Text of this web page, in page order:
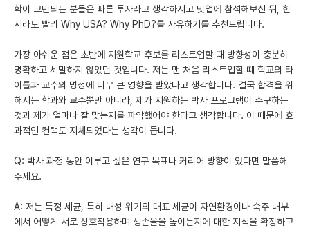
학이 고민되는 분들은 빠른 투자라고 생각하시고 밋업에 참석해보신 뒤, 한
시라도 빨리 Why USA? Why PhD?를 사유하기를 추천드립니다.
가장 아쉬운 점은 초반에 지원학교 후보를 리스트업할 때 방향성이 충분히
명확하고 세밀하지 않았던 것입니다. 저는 맨 처음 리스트업할 때 학교의 타
이틀과 교수의 명성에 너무 큰 영향을 받았다고 생각합니다. 결국 합격을 위
해서는 학과와 교수뿐만 아니라, 제가 지원하는 박사 프로그램이 추구하는
것과 제가 얼마나 잘 맞는지를 파악했어야 한다고 생각합니다. 이 때문에 효
과적인 컨택도 지체되었다는 생각이 듭니다.
Q: 박사 과정 동안 이루고 싶은 연구 목표나 커리어 방향이 있다면 말씀해
주세요.
A: 저는 특정 세균, 특히 내성 위기의 대표 세균이 자연환경이나 숙주 내부
에서 어떻게 서로 상호작용하며 생존율을 높이는지에 대한 지식을 확장하고